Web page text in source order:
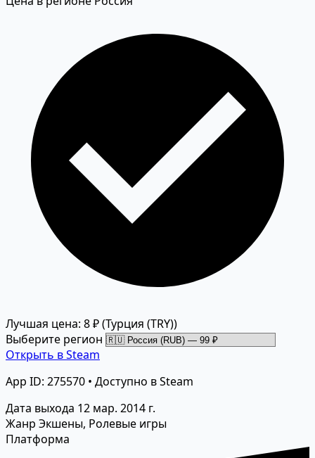
Лучшая цена: 8 ₽(Турция (TRY))
Выберите регион
Открыть в Steam
App ID: 275570 • Доступно в Steam
Дата выхода 12 мар. 2014 г.
Жанр Экшены, Ролевые игры
Платформа